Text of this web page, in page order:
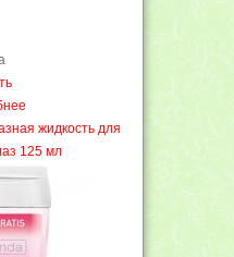
жидкость для
125 мл